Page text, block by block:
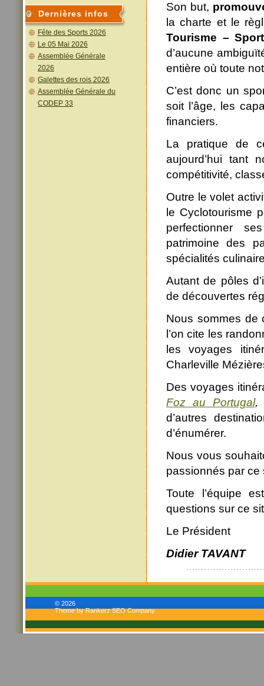
Dernières infos
Fête des Sports 2026
Le 05 Mai 2026
Assemblée Générale
2026
Galettes des rois 2026
Assemblée Générale du
CODEP 33
Son but,
la charte et le
Tourisme –
d’aucune
entière où toute
C’est donc un
soit l’âge, les
financiers.
La pratique de
aujourd’hui tant
compétitivité,
Outre le volet
le Cyclotourisme
perfectionner
patrimoine des
spécialités
Autant de pôles
de découvertes
Nous sommes de
l’on cite les
les voyages
Charleville
Des voyages
Foz au Portugal
d’autres
d’énumérer.
Nous vous
passionnés par ce
Toute l’équipe
questions sur ce
Le Président
Didier TAVANT
© 2026
Theme by Rankerz SEO Company